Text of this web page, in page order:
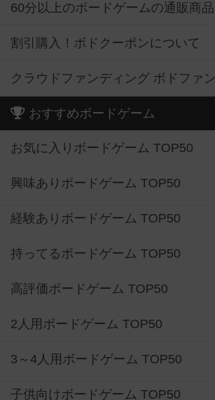
60分以上のボードゲームの通販商品
割引購入！ボドクーポンについて
クラウドファンディング ボドファン
おすすめボードゲーム
お気に入りボードゲーム TOP50
興味ありボードゲーム TOP50
経験ありボードゲーム TOP50
持ってるボードゲーム TOP50
高評価ボードゲーム TOP50
2人用ボードゲーム TOP50
3～4人用ボードゲーム TOP50
子供向けボードゲーム TOP50